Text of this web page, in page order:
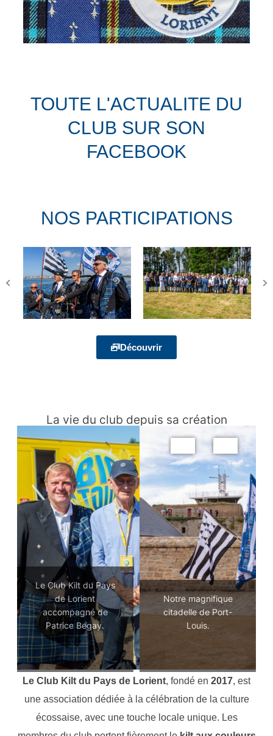
TOUTE L'ACTUALITE DU
CLUB SUR SON
FACEBOOK
NOS PARTICIPATIONS
Découvrir
La vie du club depuis sa création
Le Club Kilt du Pays
de Lorient
accompagné de
Patrice Begay.
Notre magnifique
citadelle de Port-
Louis.
Le Club Kilt du Pays de Lorient, fondé en 2017, est
une association dédiée à la célébration de la culture
écossaise, avec une touche locale unique. Les